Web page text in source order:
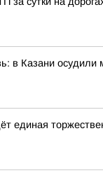
в Казани осудили
единая